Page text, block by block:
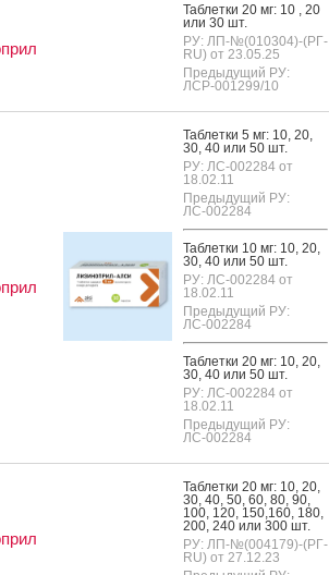
Таб­летки 20 мг: 10 , 20
или 30 шт.
РУ: ЛП-№(010304)-(РГ-
RU) от 23.05.25
Предыдущий РУ:
ЛСР-001299/10
Таб­летки 5 мг: 10, 20,
30, 40 или 50 шт.
РУ: ЛС-002284 от
18.02.11
Предыдущий РУ:
ЛС-002284
Таб­летки 10 мг: 10, 20,
30, 40 или 50 шт.
РУ: ЛС-002284 от
18.02.11
Предыдущий РУ:
ЛС-002284
Таб­летки 20 мг: 10, 20,
30, 40 или 50 шт.
РУ: ЛС-002284 от
18.02.11
Предыдущий РУ:
ЛС-002284
Таб­летки 20 мг: 10, 20,
30, 40, 50, 60, 80, 90,
100, 120, 150,160, 180,
200, 240 или 300 шт.
РУ: ЛП-№(004179)-(РГ-
RU) от 27.12.23